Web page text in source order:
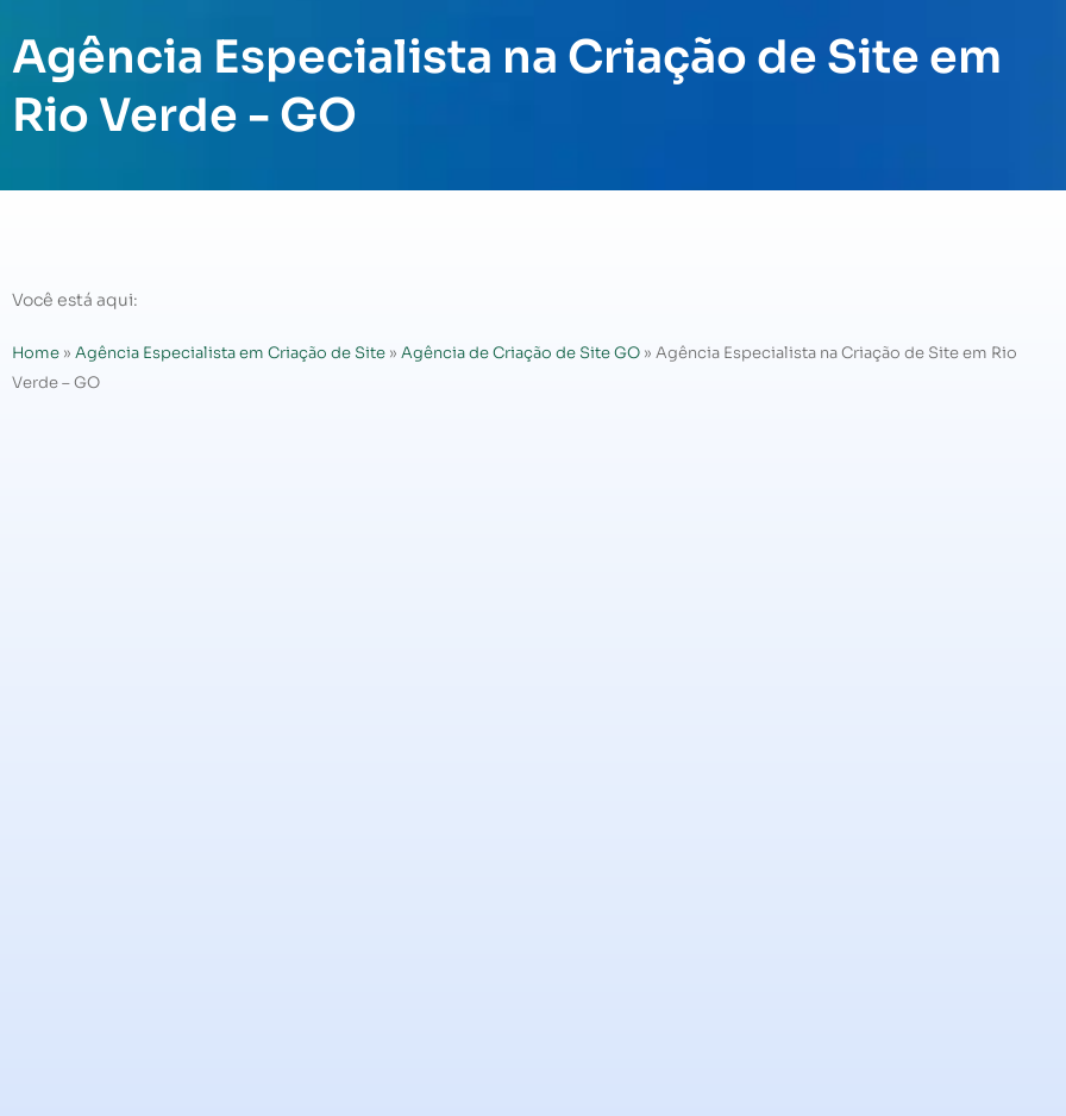
Agência Especialista na Criação de Site em
Rio Verde - GO
Você está aqui:
Home » Agência Especialista em Criação de Site » Agência de Criação de Site GO » Agência Especialista na Criação de Site em Rio
Verde – GO